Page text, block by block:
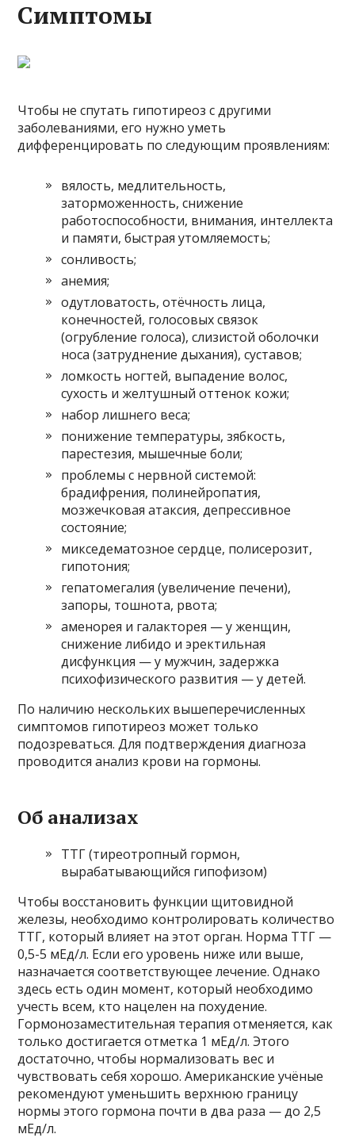
Симптомы
Чтобы не спутать гипотиреоз с другими
заболеваниями, его нужно уметь
дифференцировать по следующим проявлениям:
вялость, медлительность,
заторможенность, снижение
работоспособности, внимания, интеллекта
и памяти, быстрая утомляемость;
сонливость;
анемия;
одутловатость, отёчность лица,
конечностей, голосовых связок
(огрубление голоса), слизистой оболочки
носа (затруднение дыхания), суставов;
ломкость ногтей, выпадение волос,
сухость и желтушный оттенок кожи;
набор лишнего веса;
понижение температуры, зябкость,
парестезия, мышечные боли;
проблемы с нервной системой:
брадифрения, полинейропатия,
мозжечковая атаксия, депрессивное
состояние;
микседематозное сердце, полисерозит,
гипотония;
гепатомегалия (увеличение печени),
запоры, тошнота, рвота;
аменорея и галакторея — у женщин,
снижение либидо и эректильная
дисфункция — у мужчин, задержка
психофизического развития — у детей.
По наличию нескольких вышеперечисленных
симптомов гипотиреоз может только
подозреваться. Для подтверждения диагноза
проводится анализ крови на гормоны.
Об анализах
ТТГ (тиреотропный гормон,
вырабатывающийся гипофизом)
Чтобы восстановить функции щитовидной
железы, необходимо контролировать количество
ТТГ, который влияет на этот орган. Норма ТТГ —
0,5-5 мЕд/л. Если его уровень ниже или выше,
назначается соответствующее лечение. Однако
здесь есть один момент, который необходимо
учесть всем, кто нацелен на похудение.
Гормонозаместительная терапия отменяется, как
только достигается отметка 1 мЕд/л. Этого
достаточно, чтобы нормализовать вес и
чувствовать себя хорошо. Американские учёные
рекомендуют уменьшить верхнюю границу
нормы этого гормона почти в два раза — до 2,5
мЕд/л.